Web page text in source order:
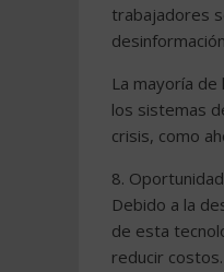
trabajadores
La mayoría
los sistemas
crisis, como
8.
Debido a la
de esta
reducir costos.